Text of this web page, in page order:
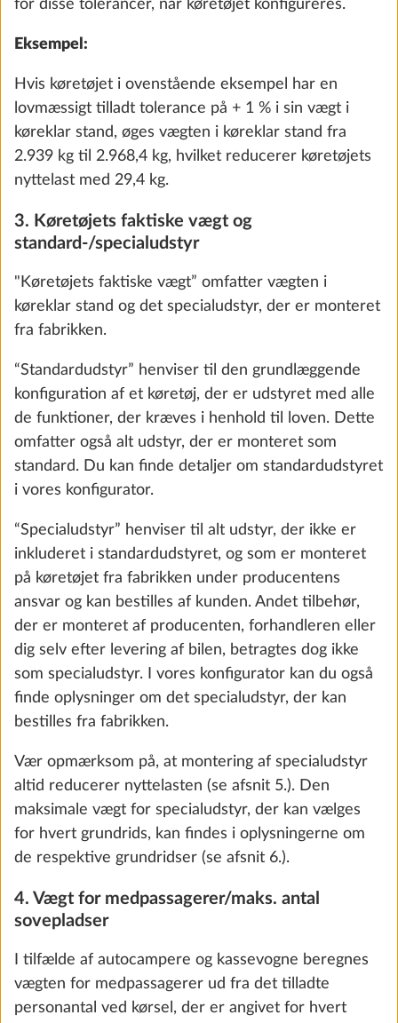
possible use of our website and to improve our
communication with you. We take your
preferences into account and process data for
statistics and marketing only if you give us your
consent by clicking on "Accept all". You can
Sengeudvidelse til enkeltsenge med
ekstra hynde
4.037 kr.
Tilføj
Koldskumsmadras, med komfortzoner og
fjedertræramme til enkeltsenge
7.194 kr.
Tilføj
SKRIDT 5 AF 8
Vand, gas, el
for disse tolerancer, når køretøjet konfigureres.
Eksempel:
Hvis køretøjet i ovenstående eksempel har en
lovmæssigt tilladt tolerance på + 1 % i sin vægt i
køreklar stand, øges vægten i køreklar stand fra
2.939 kg til 2.968,4 kg, hvilket reducerer køretøjets
nyttelast med 29,4 kg.
3. Køretøjets faktiske vægt og
standard-/specialudstyr
"Køretøjets faktiske vægt” omfatter vægten i
køreklar stand og det specialudstyr, der er monteret
fra fabrikken.
“Standardudstyr” henviser til den grundlæggende
konfiguration af et køretøj, der er udstyret med alle
de funktioner, der kræves i henhold til loven. Dette
omfatter også alt udstyr, der er monteret som
standard. Du kan finde detaljer om standardudstyret
i vores konfigurator.
“Specialudstyr” henviser til alt udstyr, der ikke er
inkluderet i standardudstyret, og som er monteret
på køretøjet fra fabrikken under producentens
ansvar og kan bestilles af kunden. Andet tilbehør,
der er monteret af producenten, forhandleren eller
dig selv efter levering af bilen, betragtes dog ikke
som specialudstyr. I vores konfigurator kan du også
finde oplysninger om det specialudstyr, der kan
bestilles fra fabrikken.
Vær opmærksom på, at montering af specialudstyr
altid reducerer nyttelasten (se afsnit 5.). Den
maksimale vægt for specialudstyr, der kan vælges
for hvert grundrids, kan findes i oplysningerne om
de respektive grundridser (se afsnit 6.).
4. Vægt for medpassagerer/maks. antal
sovepladser
I tilfælde af autocampere og kassevogne beregnes
vægten for medpassagerer ud fra det tilladte
personantal ved kørsel, der er angivet for hvert